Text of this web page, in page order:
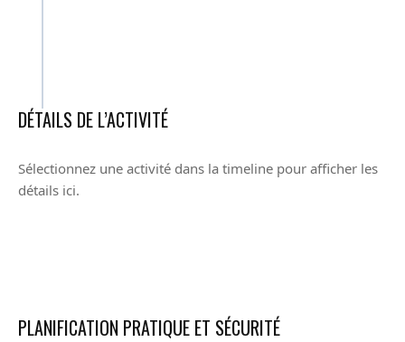
DÉTAILS DE L’ACTIVITÉ
Sélectionnez une activité dans la timeline pour afficher les
détails ici.
PLANIFICATION PRATIQUE ET SÉCURITÉ